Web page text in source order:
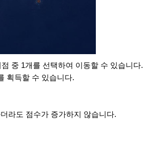
중 1개를 선택하여 이동할 수 있습니다.
획득할 수 있습니다.
라도 점수가 증가하지 않습니다.